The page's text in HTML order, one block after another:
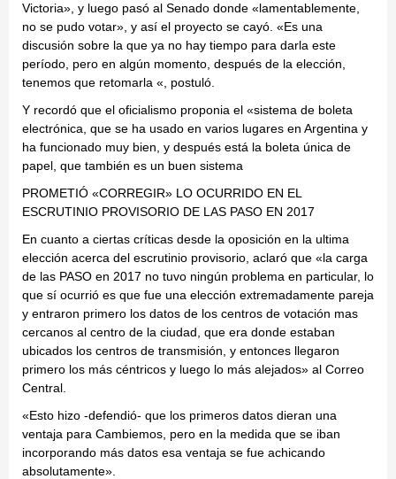
Victoria», y luego pasó al Senado donde «lamentablemente,
no se pudo votar», y así el proyecto se cayó. «Es una
discusión sobre la que ya no hay tiempo para darla este
período, pero en algún momento, después de la elección,
tenemos que retomarla «, postuló.
Y recordó que el oficialismo proponia el «sistema de boleta
electrónica, que se ha usado en varios lugares en Argentina y
ha funcionado muy bien, y después está la boleta única de
papel, que también es un buen sistema
PROMETIÓ «CORREGIR» LO OCURRIDO EN EL
ESCRUTINIO PROVISORIO DE LAS PASO EN 2017
En cuanto a ciertas críticas desde la oposición en la ultima
elección acerca del escrutinio provisorio, aclaró que «la carga
de las PASO en 2017 no tuvo ningún problema en particular, lo
que sí ocurrió es que fue una elección extremadamente pareja
y entraron primero los datos de los centros de votación mas
cercanos al centro de la ciudad, que era donde estaban
ubicados los centros de transmisión, y entonces llegaron
primero los más céntricos y luego lo más alejados» al Correo
Central.
«Esto hizo -defendió- que los primeros datos dieran una
ventaja para Cambiemos, pero en la medida que se iban
incorporando más datos esa ventaja se fue achicando
absolutamente».